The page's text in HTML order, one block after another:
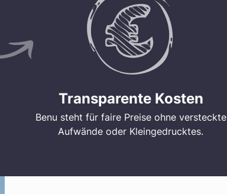
Transparente Kosten
Benu steht für faire Preise ohne versteckte
Aufwände oder Kleingedrucktes.